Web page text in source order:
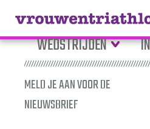
WEDSTRIJDEN
MELD JE AAN VOOR DE
NIEUWSBRIEF